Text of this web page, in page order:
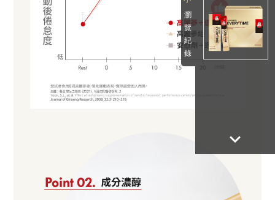
瀏
覽
紀
錄
keyboard_arrow_down